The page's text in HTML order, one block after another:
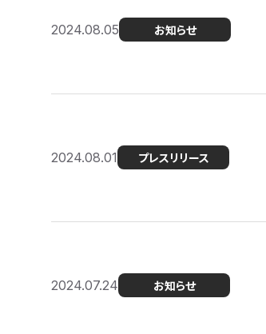
2024.08.05 お知らせ
2024.08.01 プレスリリース
2024.07.24 お知らせ